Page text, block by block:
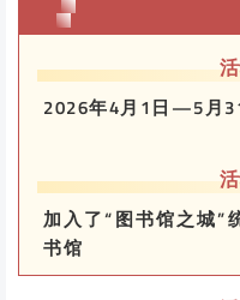
2026年4月1日—5月
加入了“图书馆之城”
书馆